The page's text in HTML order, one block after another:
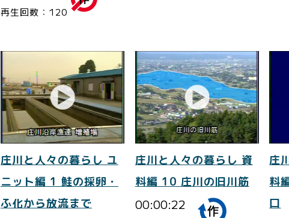
再生回数：120
庄川と人々の暮らし ユ
ニット編 1 鮭の採卵・
ふ化から放流まで
庄川と人々の暮らし 資
料編 10 庄川の旧川筋
00:00:22
庄
料
口